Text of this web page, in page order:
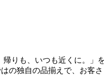
りも、いつも近くに。」
の独自の品揃えで、お客